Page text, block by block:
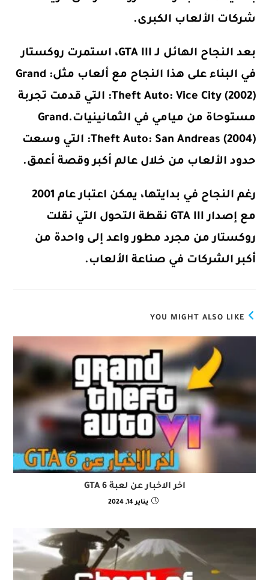
شركات الألعاب الكبرى.
بعد النجاح الهائل لـ GTA III، استمرت روكستار
في البناء على هذا النجاح مع ألعاب مثل: Grand
Theft Auto: Vice City (2002): التي قدمت تجربة
مستوحاة من ميامي في الثمانينيات.Grand
Theft Auto: San Andreas (2004): التي وسعت
حدود الألعاب من خلال عالم أكبر وقصة أعمق.
رغم النجاح في بدايتها، يمكن اعتبار عام 2001
مع إصدار GTA III نقطة التحول التي نقلت
روكستار من مجرد مطور واعد إلى واحدة من
أكبر الشركات في صناعة الألعاب.
YOU MIGHT ALSO LIKE
اخر الاخبار عن لعبة GTA 6
يناير 14, 2024